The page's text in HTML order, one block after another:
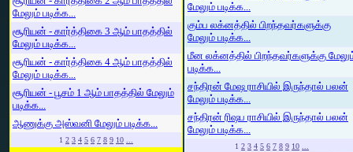
மேலும் படிக்க...
சூரியன் - கார்த்திகை 3 ஆம் பாதத்தில்
மேலும் படிக்க...
சூரியன் - கார்த்திகை 4 ஆம் பாதத்தில்
மேலும் படிக்க...
சூரியன் - பூசம் 1 ஆம் பாதத்தில் மேலும்
படிக்க...
ஆணுக்கு அஸ்வனி மேலும் படிக்க...
1 2 3 4 5 6 7 8 9 10 ...
மேலும் படிக்க...
கும்ப லக்னத்தில் பிறந்தவர்களுக்கு
மேலும் படிக்க...
மீன லக்னத்தில் பிறந்தவர்களுக்கு
படிக்க...
சந்திரன் மேஷ ராசியில் இருந்தால் பலன்
மேலும் படிக்க...
சந்திரன் ரிஷப ராசியில் இருந்தால் பலன்
மேலும் படிக்க...
1 2 3 4 5 6 7 8 9 10 ...